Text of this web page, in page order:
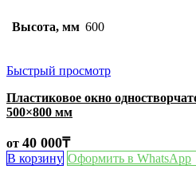
Высота, мм 600
Быстрый просмотр
Пластиковое окно
500×800 мм
от 40 000₸
В корзину Оформить в WhatsApp